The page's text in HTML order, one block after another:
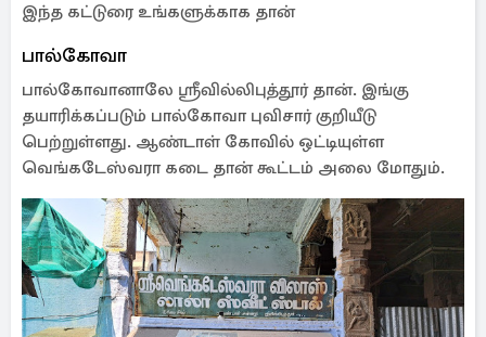
இந்த கட்டுரை உங்களுக்காக தான்
பால்கோவா
பால்கோவானாலே ஸ்ரீவில்லிபுத்தூர் தான். இங்கு
தயாரிக்கப்படும் பால்கோவா புவிசார் குறியீடு
பெற்றுள்ளது. ஆண்டாள் கோவில் ஒட்டியுள்ள
வெங்கடேஸ்வரா கடை தான் கூட்டம் அலை மோதும்.